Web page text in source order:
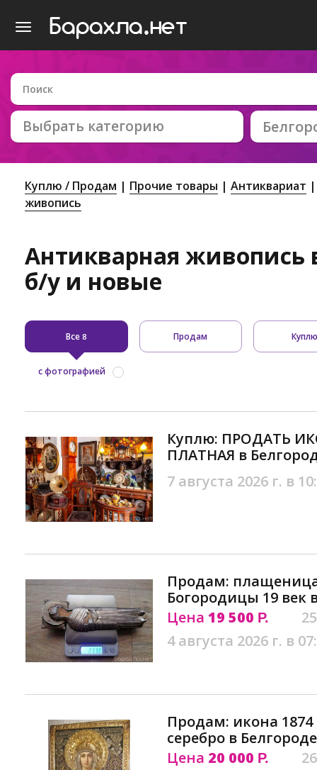
Выбрать категорию
Куплю / Продам Прочие товары
Антиквариат
живопись
Антикварная живопись
б/у и новые
Все8 Продам
с фотографией
Куплю: ПРОДАТЬ
ПЛАТНАЯ в
7 августа 2026 г. в
Продам:
Богородицы 19 век
Цена 19 500 Р.
4 августа 2026 г. в
Продам: икона
серебро в Белгороде
Цена 20 000 Р.